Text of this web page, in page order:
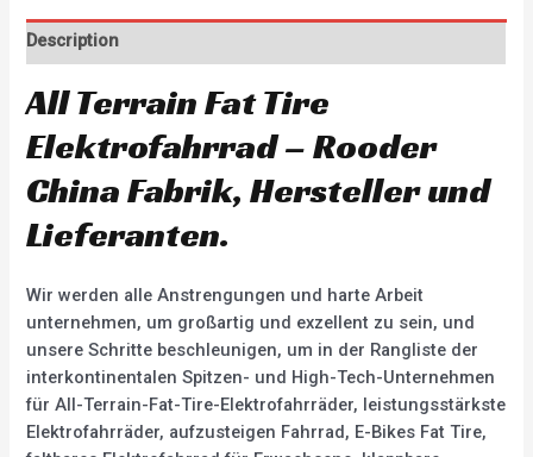
Description
All Terrain Fat Tire
Elektrofahrrad – Rooder
China Fabrik, Hersteller und
Lieferanten.
Wir werden alle Anstrengungen und harte Arbeit
unternehmen, um großartig und exzellent zu sein, und
unsere Schritte beschleunigen, um in der Rangliste der
interkontinentalen Spitzen- und High-Tech-Unternehmen
für All-Terrain-Fat-Tire-Elektrofahrräder, leistungsstärkste
Elektrofahrräder, aufzusteigen Fahrrad, E-Bikes Fat Tire,